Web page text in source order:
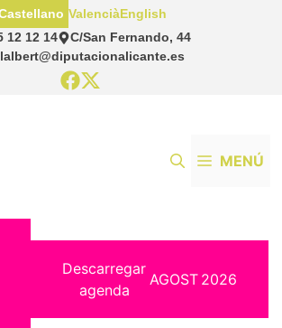
12 12 14
C/San Fernando, 44
ValenciàEnglish
MENÚ
Descarregar
agenda
AGOST 2026